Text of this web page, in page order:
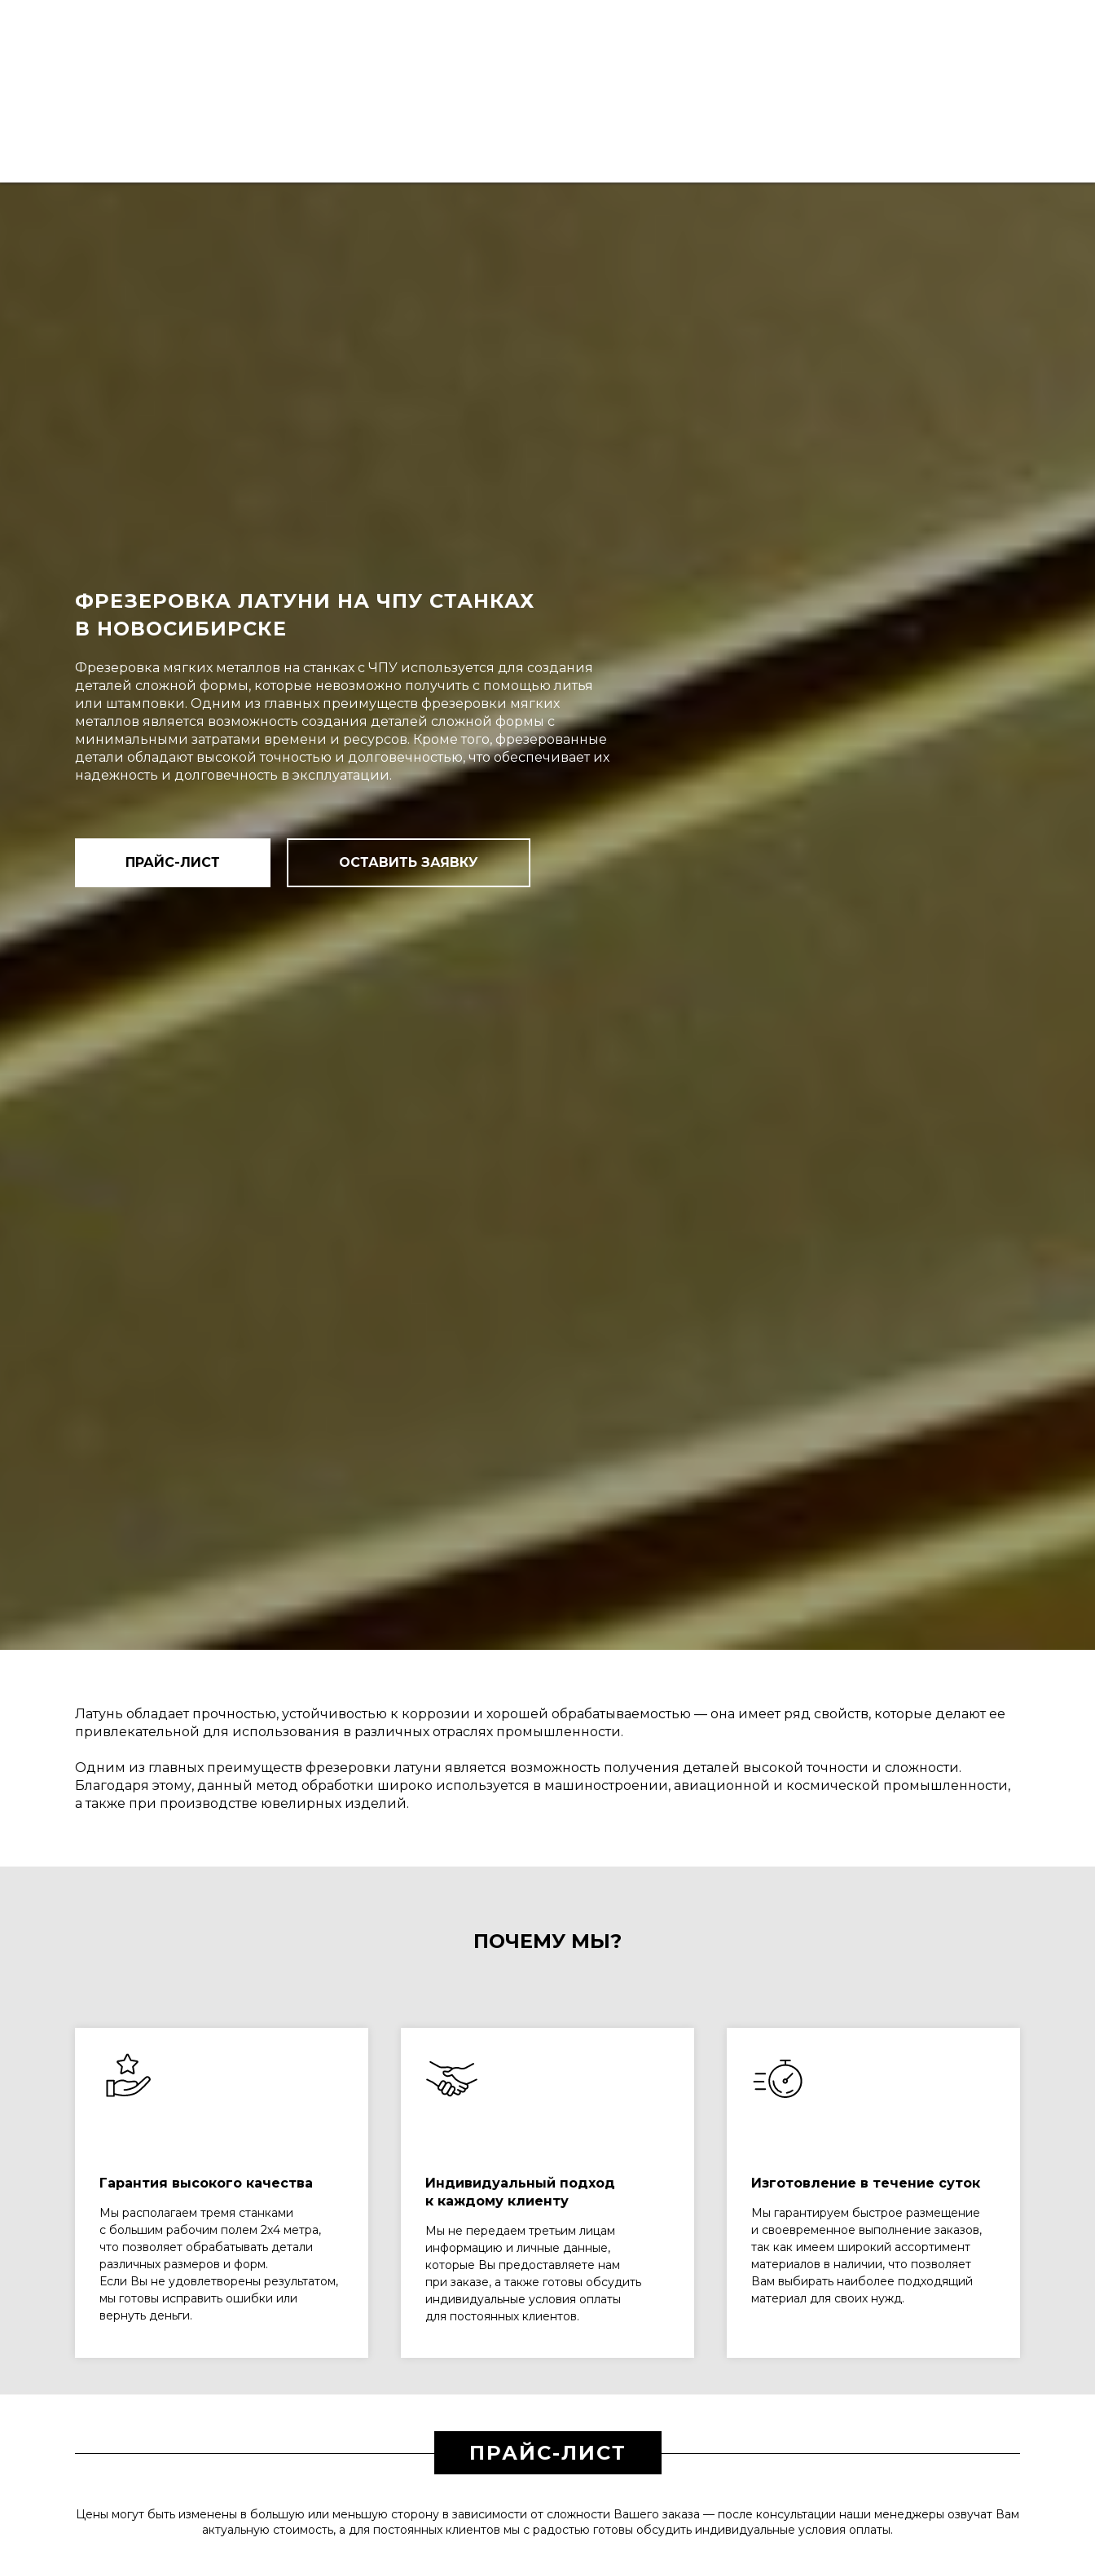
ФРЕЗЕРОВКА ЛАТУНИ НА ЧПУ СТАНКАХ
В НОВОСИБИРСКЕ
Фрезеровка мягких металлов на станках с ЧПУ используется для создания
деталей сложной формы, которые невозможно получить с помощью литья
или штамповки. Одним из главных преимуществ фрезеровки мягких
металлов является возможность создания деталей сложной формы с
минимальными затратами времени и ресурсов. Кроме того, фрезерованные
детали обладают высокой точностью и долговечностью, что обеспечивает их
надежность и долговечность в эксплуатации.
ПРАЙС-ЛИСТ ОСТАВИТЬ ЗАЯВКУ
Латунь обладает прочностью, устойчивостью к коррозии и хорошей обрабатываемостью — она имеет ряд свойств, которые делают ее
привлекательной для использования в различных отраслях промышленности.
Одним из главных преимуществ фрезеровки латуни является возможность получения деталей высокой точности и сложности.
Благодаря этому, данный метод обработки широко используется в машиностроении, авиационной и космической промышленности,
а также при производстве ювелирных изделий.
ПОЧЕМУ МЫ?
Гарантия высокого качества
Мы располагаем тремя станками
с большим рабочим полем 2х4 метра,
что позволяет обрабатывать детали
различных размеров и форм.
Если Вы не удовлетворены результатом,
мы готовы исправить ошибки или
вернуть деньги.
Индивидуальный подход
к каждому клиенту
Мы не передаем третьим лицам
информацию и личные данные,
которые Вы предоставляете нам
при заказе, а также готовы обсудить
индивидуальные условия оплаты
для постоянных клиентов.
Изготовление в течение суток
Мы гарантируем быстрое размещение
и своевременное выполнение заказов,
так как имеем широкий ассортимент
материалов в наличии, что позволяет
Вам выбирать наиболее подходящий
материал для своих нужд.
ПРАЙС-ЛИСТ
Цены могут быть изменены в большую или меньшую сторону в зависимости от сложности Вашего заказа — после консультации наши менеджеры озвучат Вам
актуальную стоимость, а для постоянных клиентов мы с радостью готовы обсудить индивидуальные условия оплаты.